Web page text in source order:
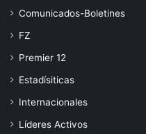
Comunicados-Boletines
FZ
Premier 12
Estadísiticas
Internacionales
Líderes Activos